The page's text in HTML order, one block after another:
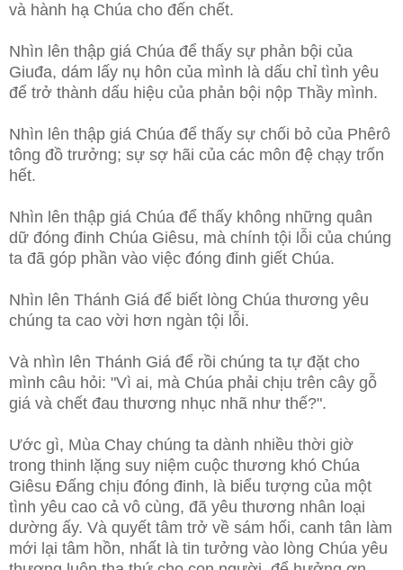
và hành hạ Chúa cho đến chết.
Nhìn lên thập giá Chúa để thấy sự phản bội của
Giuđa, dám lấy nụ hôn của mình là dấu chỉ tình yêu
để trở thành dấu hiệu của phản bội nộp Thầy mình.
Nhìn lên thập giá Chúa để thấy sự chối bỏ của Phêrô
tông đồ trưởng; sự sợ hãi của các môn đệ chạy trốn
hết.
Nhìn lên thập giá Chúa để thấy không những quân
dữ đóng đinh Chúa Giêsu, mà chính tội lỗi của chúng
ta đã góp phần vào việc đóng đinh giết Chúa.
Nhìn lên Thánh Giá để biết lòng Chúa thương yêu
chúng ta cao vời hơn ngàn tội lỗi.
Và nhìn lên Thánh Giá để rồi chúng ta tự đặt cho
mình câu hỏi: "Vì ai, mà Chúa phải chịu trên cây gỗ
giá và chết đau thương nhục nhã như thế?".
Ước gì, Mùa Chay chúng ta dành nhiều thời giờ
trong thinh lặng suy niệm cuộc thương khó Chúa
Giêsu Đấng chịu đóng đinh, là biểu tượng của một
tình yêu cao cả vô cùng, đã yêu thương nhân loại
dường ấy. Và quyết tâm trở về sám hối, canh tân làm
mới lại tâm hồn, nhất là tin tưởng vào lòng Chúa yêu